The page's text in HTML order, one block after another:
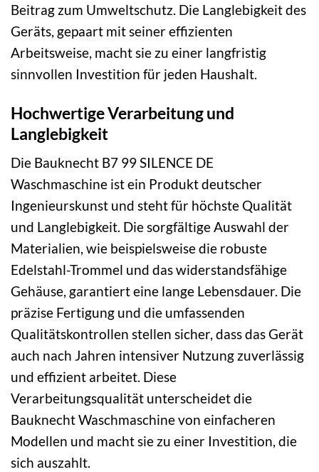
Beitrag zum Umweltschutz. Die Langlebigkeit des
Geräts, gepaart mit seiner effizienten
Arbeitsweise, macht sie zu einer langfristig
sinnvollen Investition für jeden Haushalt.
Hochwertige Verarbeitung und
Langlebigkeit
Die Bauknecht B7 99 SILENCE DE
Waschmaschine ist ein Produkt deutscher
Ingenieurskunst und steht für höchste Qualität
und Langlebigkeit. Die sorgfältige Auswahl der
Materialien, wie beispielsweise die robuste
Edelstahl-Trommel und das widerstandsfähige
Gehäuse, garantiert eine lange Lebensdauer. Die
präzise Fertigung und die umfassenden
Qualitätskontrollen stellen sicher, dass das Gerät
auch nach Jahren intensiver Nutzung zuverlässig
und effizient arbeitet. Diese
Verarbeitungsqualität unterscheidet die
Bauknecht Waschmaschine von einfacheren
Modellen und macht sie zu einer Investition, die
sich auszahlt.